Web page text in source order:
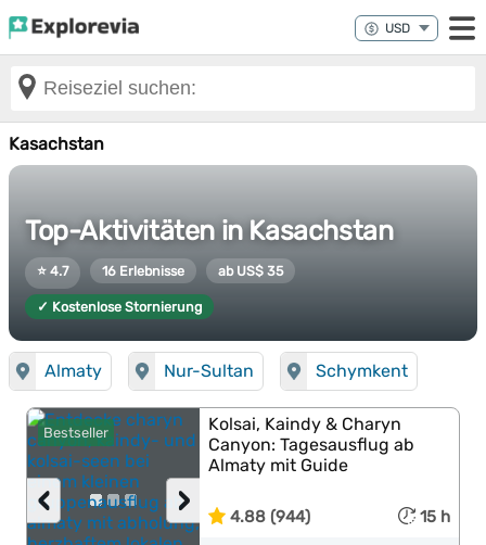
Kasachstan
Top-Aktivitäten in Kasachstan
⭐ 4.7 16 Erlebnisse ab US$ 35
✓ Kostenlose Stornierung
Almaty Nur-Sultan Schymkent
Bestseller
›
‹
Kolsai, Kaindy & Charyn
Canyon: Tagesausflug ab
Almaty mit Guide
4.88 (944) 15 h